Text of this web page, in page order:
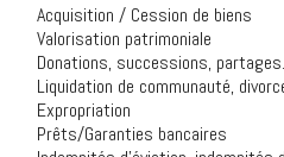
Acquisition / Cession de biens
Valorisation patrimoniale
Donations, successions,
Liquidation de communauté,
Expropriation
Prêts/Garanties bancaires